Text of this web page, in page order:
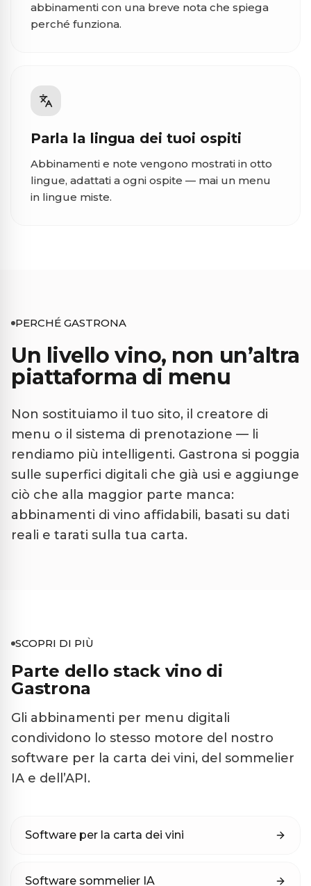
abbinamenti con una breve nota che spiega
perché funziona.
Parla la lingua dei tuoi ospiti
Abbinamenti e note vengono mostrati in otto
lingue, adattati a ogni ospite — mai un menu
in lingue miste.
PERCHÉ GASTRONA
Un livello vino, non un’altra
piattaforma di menu
Non sostituiamo il tuo sito, il creatore di
menu o il sistema di prenotazione — li
rendiamo più intelligenti. Gastrona si poggia
sulle superfici digitali che già usi e aggiunge
ciò che alla maggior parte manca:
abbinamenti di vino affidabili, basati su dati
reali e tarati sulla tua carta.
SCOPRI DI PIÙ
Parte dello stack vino di
Gastrona
Gli abbinamenti per menu digitali
condividono lo stesso motore del nostro
software per la carta dei vini, del sommelier
IA e dell’API.
Software per la carta dei vini
Software sommelier IA